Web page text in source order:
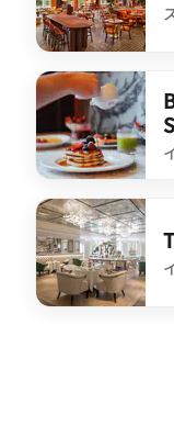
undefined JW
undefined
undefined The